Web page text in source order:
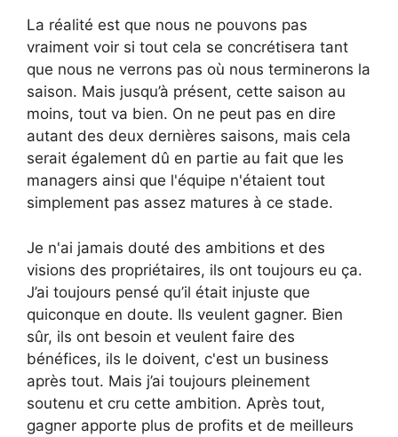
La réalité est que nous ne pouvons pas
vraiment voir si tout cela se concrétisera tant
que nous ne verrons pas où nous terminerons la
saison. Mais jusqu’à présent, cette saison au
moins, tout va bien. On ne peut pas en dire
autant des deux dernières saisons, mais cela
serait également dû en partie au fait que les
managers ainsi que l'équipe n'étaient tout
simplement pas assez matures à ce stade.
Je n'ai jamais douté des ambitions et des
visions des propriétaires, ils ont toujours eu ça.
J’ai toujours pensé qu’il était injuste que
quiconque en doute. Ils veulent gagner. Bien
sûr, ils ont besoin et veulent faire des
bénéfices, ils le doivent, c'est un business
après tout. Mais j’ai toujours pleinement
soutenu et cru cette ambition. Après tout,
gagner apporte plus de profits et de meilleurs